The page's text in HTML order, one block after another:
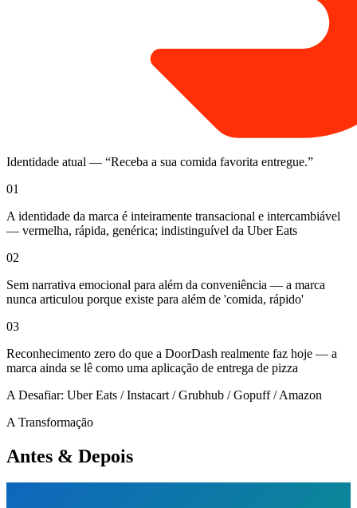
Identidade atual — “Receba a sua comida favorita entregue.”
01
A identidade da marca é inteiramente transacional e intercambiável
— vermelha, rápida, genérica; indistinguível da Uber Eats
02
Sem narrativa emocional para além da conveniência — a marca
nunca articulou porque existe para além de 'comida, rápido'
03
Reconhecimento zero do que a DoorDash realmente faz hoje — a
marca ainda se lê como uma aplicação de entrega de pizza
A Desafiar: Uber Eats / Instacart / Grubhub / Gopuff / Amazon
A Transformação
Antes & Depois